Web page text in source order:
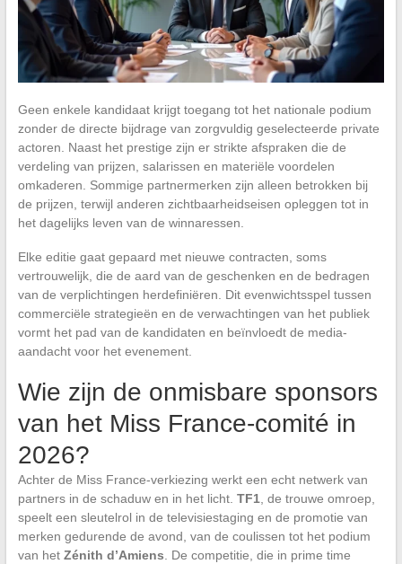
Geen enkele kandidaat krijgt toegang tot het nationale podium
zonder de directe bijdrage van zorgvuldig geselecteerde private
actoren. Naast het prestige zijn er strikte afspraken die de
verdeling van prijzen, salarissen en materiële voordelen
omkaderen. Sommige partnermerken zijn alleen betrokken bij
de prijzen, terwijl anderen zichtbaarheidseisen opleggen tot in
het dagelijks leven van de winnaressen.
Elke editie gaat gepaard met nieuwe contracten, soms
vertrouwelijk, die de aard van de geschenken en de bedragen
van de verplichtingen herdefiniëren. Dit evenwichtsspel tussen
commerciële strategieën en de verwachtingen van het publiek
vormt het pad van de kandidaten en beïnvloedt de media-
aandacht voor het evenement.
Wie zijn de onmisbare sponsors
van het Miss France-comité in
2026?
Achter de Miss France-verkiezing werkt een echt netwerk van
partners in de schaduw en in het licht. TF1 , de trouwe omroep,
speelt een sleutelrol in de televisiestaging en de promotie van
merken gedurende de avond, van de coulissen tot het podium
van het Zénith d’Amiens . De competitie, die in prime time